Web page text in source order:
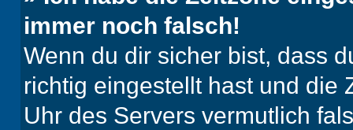
immer noch falsch!
Wenn du dir sicher bist, dass
richtig eingestellt hast und die
Uhr des Servers vermutlich